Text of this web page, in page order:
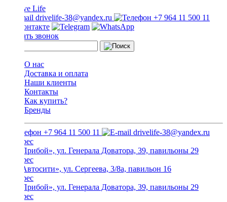
drivelife-38@yandex.ru +7 964 11 500 11
Заказать звонок
О нас
Доставка и оплата
Наши клиенты
Контакты
Как купить?
Бренды
+7 964 11 500 11 drivelife-38@yandex.ru
ТЦ «Прибой», ул. Генерала Доватора, 39, павильоны 29
ТЦ «Автосити», ул. Сергеева, 3/8а, павильон 16
ТЦ «Прибой», ул. Генерала Доватора, 39, павильоны 29